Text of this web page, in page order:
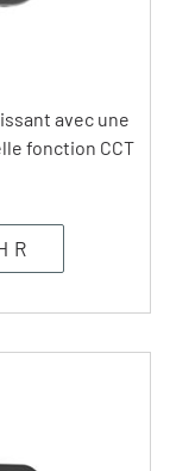
avec une
fonction CCT
R